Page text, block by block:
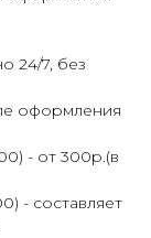
24/7, без
оформления
- от 300р.(в
- составляет